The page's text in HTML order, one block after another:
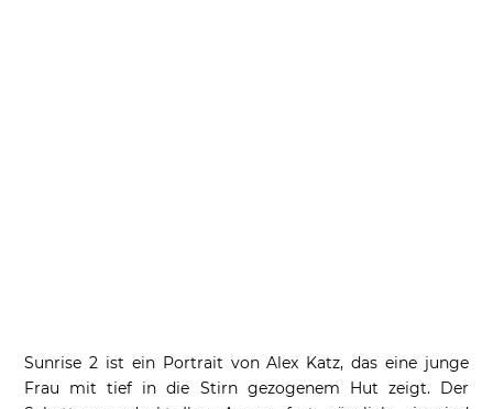
Sunrise 2 ist ein Portrait von Alex Katz, das eine junge
Frau mit tief in die Stirn gezogenem Hut zeigt. Der